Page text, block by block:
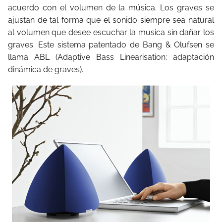
acuerdo con el volumen de la música. Los graves se
ajustan de tal forma que el sonido siempre sea natural
al volumen que desee escuchar la musica sin dañar los
graves. Este sistema patentado de Bang & Olufsen se
llama ABL (Adaptive Bass Linearisation: adaptación
dinámica de graves).